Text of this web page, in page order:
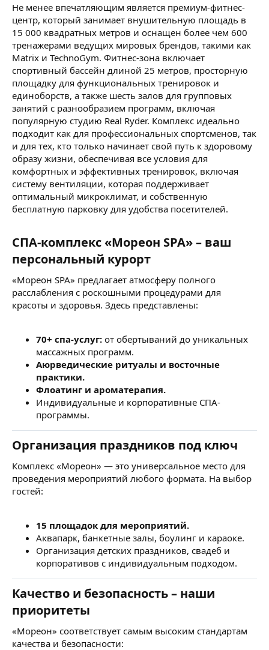
Не менее впечатляющим является премиум-фитнес-
центр, который занимает внушительную площадь в
15 000 квадратных метров и оснащен более чем 600
тренажерами ведущих мировых брендов, такими как
Matrix и TechnoGym. Фитнес-зона включает
спортивный бассейн длиной 25 метров, просторную
площадку для функциональных тренировок и
единоборств, а также шесть залов для групповых
занятий с разнообразием программ, включая
популярную студию Real Ryder. Комплекс идеально
подходит как для профессиональных спортсменов, так
и для тех, кто только начинает свой путь к здоровому
образу жизни, обеспечивая все условия для
комфортных и эффективных тренировок, включая
систему вентиляции, которая поддерживает
оптимальный микроклимат, и собственную
бесплатную парковку для удобства посетителей.
СПА-комплекс «Мореон SPA» – ваш
персональный курорт
«Мореон SPA» предлагает атмосферу полного
расслабления с роскошными процедурами для
красоты и здоровья. Здесь представлены:
70+ спа-услуг: от обертываний до уникальных
массажных программ.
Аюрведические ритуалы и восточные
практики.
Флоатинг и ароматерапия.
Индивидуальные и корпоративные СПА-
программы.
Организация праздников под ключ
Комплекс «Мореон» — это универсальное место для
проведения мероприятий любого формата. На выбор
гостей:
15 площадок для мероприятий.
Аквапарк, банкетные залы, боулинг и караоке.
Организация детских праздников, свадеб и
корпоративов с индивидуальным подходом.
Качество и безопасность – наши
приоритеты
«Мореон» соответствует самым высоким стандартам
качества и безопасности: